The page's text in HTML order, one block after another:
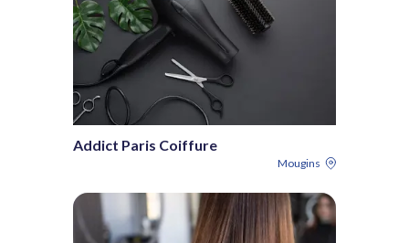
Addict Paris Coiffure
Mougins